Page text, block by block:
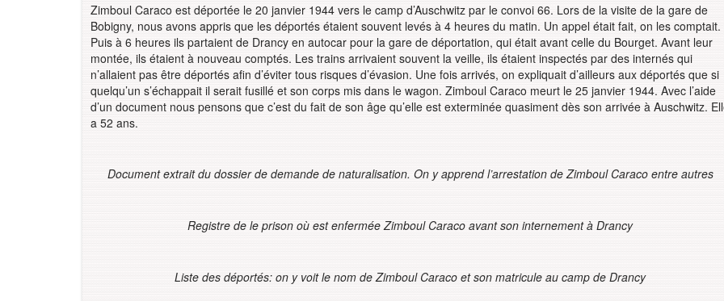
Zimboul Caraco est déportée le 20 janvier 1944 vers le camp d’Auschwitz par le convoi 66. Lors de la visite de la gare de
Bobigny, nous avons appris que les déportés étaient souvent levés à 4 heures du matin. Un appel était fait, on les comptait.
Puis à 6 heures ils partaient de Drancy en autocar pour la gare de déportation, qui était avant celle du Bourget. Avant leur
montée, ils étaient à nouveau comptés. Les trains arrivaient souvent la veille, ils étaient inspectés par des internés qui
n’allaient pas être déportés afin d’éviter tous risques d’évasion. Une fois arrivés, on expliquait d’ailleurs aux déportés que si
quelqu’un s’échappait il serait fusillé et son corps mis dans le wagon. Zimboul Caraco meurt le 25 janvier 1944. Avec l’aide
d’un document nous pensons que c’est du fait de son âge qu’elle est exterminée quasiment dès son arrivée à Auschwitz.
a 52 ans.
Document extrait du dossier de demande de naturalisation. On y apprend l’arrestation de Zimboul Caraco entre autres
Registre de le prison où est enfermée Zimboul Caraco avant son internement à Drancy
Liste des déportés: on y voit le nom de Zimboul Caraco et son matricule au camp de Drancy